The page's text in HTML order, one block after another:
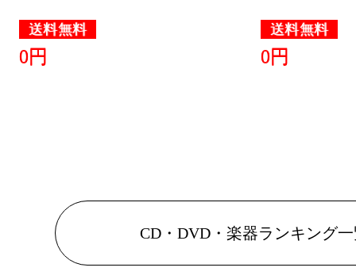
送料無料
0円
送料無料
0円
CD・DVD・楽器ランキング